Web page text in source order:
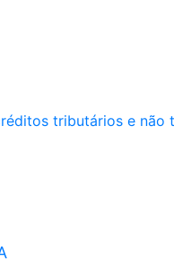
tributários e não